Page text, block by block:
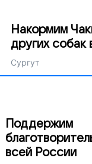
Накормим
других собак
Сургут
Поддержим
всей России